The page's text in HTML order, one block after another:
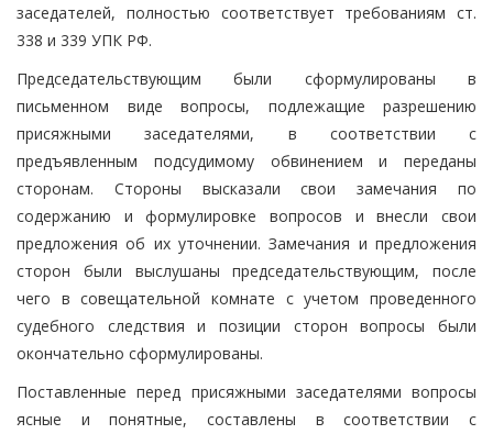
заседателей, полностью соответствует требованиям ст.
338 и 339 УПК РФ.
Председательствующим были сформулированы в
письменном виде вопросы, подлежащие разрешению
присяжными заседателями, в соответствии с
предъявленным подсудимому обвинением и переданы
сторонам. Стороны высказали свои замечания по
содержанию и формулировке вопросов и внесли свои
предложения об их уточнении. Замечания и предложения
сторон были выслушаны председательствующим, после
чего в совещательной комнате с учетом проведенного
судебного следствия и позиции сторон вопросы были
окончательно сформулированы.
Поставленные перед присяжными заседателями вопросы
ясные и понятные, составлены в соответствии с